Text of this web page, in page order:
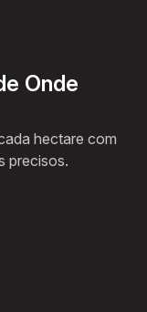
Onde
hectare com
precisos.